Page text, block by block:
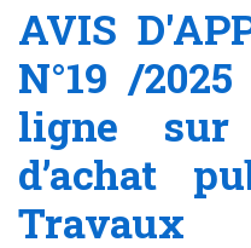
AVIS
N°19 /
ligne sur
d’achat
Travaux